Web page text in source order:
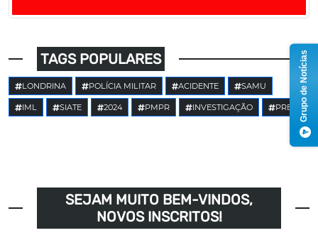
TAGS POPULARES
LONDRINA POLÍCIA MILITAR ACIDENTE SAMU
IML SIATE 2024 PMPR INVESTIGAÇÃO PRE
SEJAM MUITO BEM-VINDOS,
NOVOS INSCRITOS!
Grupo de Notícias